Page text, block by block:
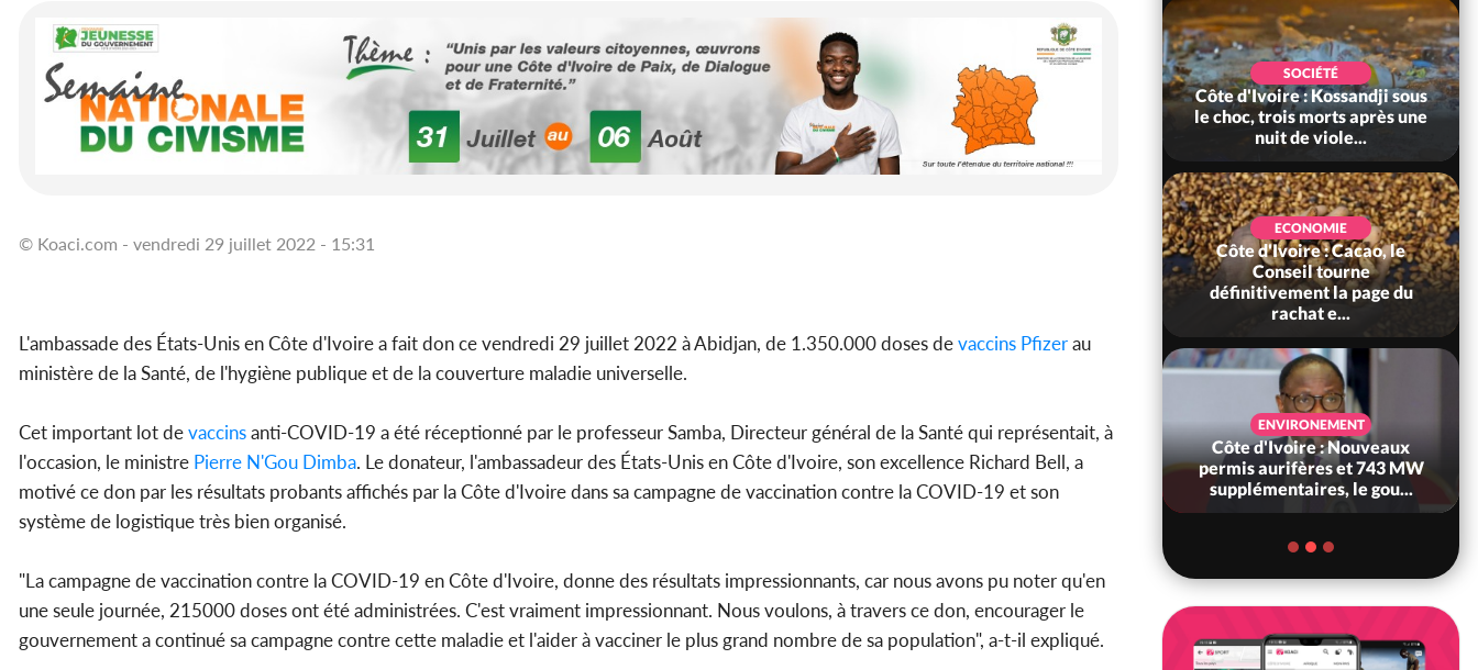
© Koaci.com - vendredi 29 juillet 2022 - 15:31
L'ambassade des États-Unis en Côte d'Ivoire a fait don ce vendredi 29 juillet 2022 à Abidjan, de 1.350.000 doses devaccins Pfizerau
ministère de la Santé, de l'hygiène publique et de la couverture maladie universelle.
Cet important lot devaccinsanti-COVID-19 a été réceptionné par le professeur Samba, Directeur général de la Santé qui représentait, à
l'occasion, le ministre Pierre N'Gou Dimba. Le donateur, l'ambassadeur des États-Unis en Côte d'Ivoire, son excellence Richard Bell, a
motivé ce don par les résultats probants affichés par la Côte d'Ivoire dans sa campagne de vaccination contre la COVID-19 et son
système de logistique très bien organisé.
"La campagne de vaccination contre la COVID-19 en Côte d'Ivoire, donne des résultats impressionnants, car nous avons pu noter qu'en
une seule journée, 215000 doses ont été administrées. C'est vraiment impressionnant. Nous voulons, à travers ce don, encourager le
gouvernement a continué sa campagne contre cette maladie et l'aider à vacciner le plus grand nombre de sa population", a-t-il expliqué.
POLITIQUE
Côte d'Ivoire : Indépendance
2026, Yopougon coeur
battant de la célébration...
SANTÉ
Côte d'Ivoire : Réforme
sanitaire, le gouvernement
modernise ses structures...
SOCIÉTÉ
Côte d'Ivoire : Kossandji sous
le choc, trois morts après une
nuit de viole...
ECONOMIE
Côte d'Ivoire : Cacao, le
Conseil tourne
définitivement la page du
rachat e...
ENVIRONEMENT
Côte d'Ivoire : Nouveaux
permis aurifères et 743 MW
supplémentaires, le gou...